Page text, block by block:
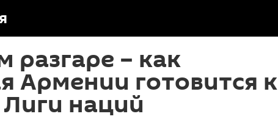
разгаре – как
Армении готовится к
наций